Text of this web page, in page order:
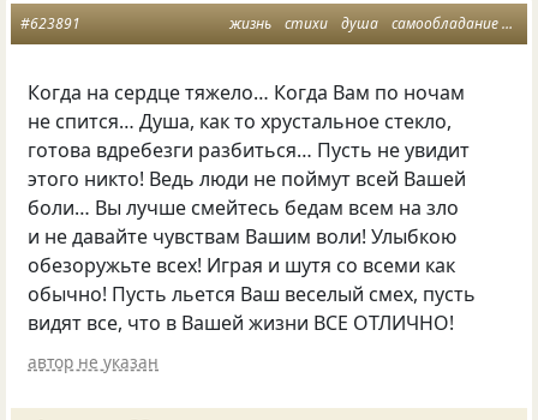
жизнь стихи душа самообладание
#623891
Когда на сердце тяжело… Когда Вам по ночам
не спится… Душа, как то хрустальное стекло,
готова вдребезги разбиться… Пусть не увидит
этого никто! Ведь люди не поймут всей Вашей
боли… Вы лучше смейтесь бедам всем на зло
и не давайте чувствам Вашим воли! Улыбкою
обезоружьте всех! Играя и шутя со всеми как
обычно! Пусть льется Ваш веселый смех, пусть
видят все, что в Вашей жизни ВСЕ ОТЛИЧНО!
автор не указан